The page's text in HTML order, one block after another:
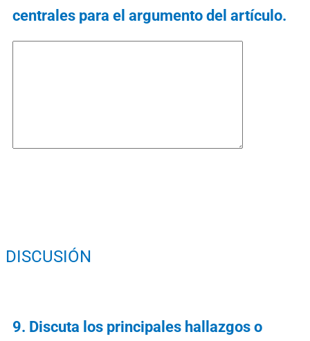
centrales para el argumento del artículo.
DISCUSIÓN
9. Discuta los principales hallazgos o